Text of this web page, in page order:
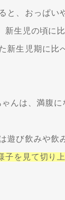
と、おっぱい
新生児の頃に
新生児期に比
んは、満腹
遊び飲みや飲
子を見て切り